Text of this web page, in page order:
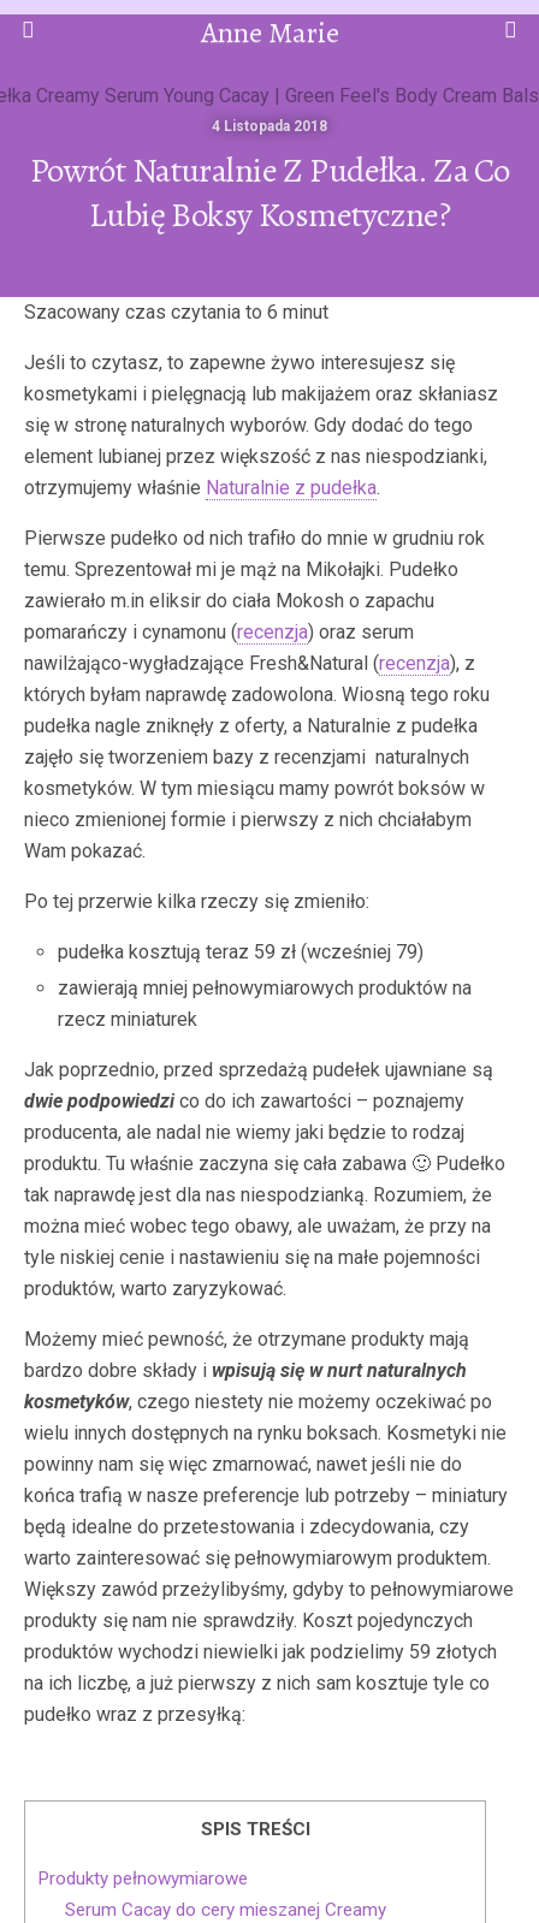
Anne Marie
4 Listopada 2018
Powrót Naturalnie Z Pudełka. Za Co
Lubię Boksy Kosmetyczne?
Jeśli to czytasz, to zapewne żywo interesujesz się
kosmetykami i pielęgnacją lub makijażem oraz skłaniasz
się w stronę naturalnych wyborów. Gdy dodać do tego
element lubianej przez większość z nas niespodzianki,
otrzymujemy właśnie Naturalnie z pudełka.
Pierwsze pudełko od nich trafiło do mnie w grudniu rok
temu. Sprezentował mi je mąż na Mikołajki. Pudełko
zawierało m.in eliksir do ciała Mokosh o zapachu
pomarańczy i cynamonu (recenzja) oraz serum
nawilżająco-wygładzające Fresh&Natural (recenzja), z
których byłam naprawdę zadowolona. Wiosną tego roku
pudełka nagle zniknęły z oferty, a Naturalnie z pudełka
zajęło się tworzeniem bazy z recenzjami naturalnych
kosmetyków. W tym miesiącu mamy powrót boksów w
nieco zmienionej formie i pierwszy z nich chciałabym
Wam pokazać.
Po tej przerwie kilka rzeczy się zmieniło:
pudełka kosztują teraz 59 zł (wcześniej 79)
zawierają mniej pełnowymiarowych produktów na
rzecz miniaturek
Jak poprzednio, przed sprzedażą pudełek ujawniane są
dwie podpowiedzi co do ich zawartości – poznajemy
producenta, ale nadal nie wiemy jaki będzie to rodzaj
produktu. Tu właśnie zaczyna się cała zabawa 🙂 Pudełko
tak naprawdę jest dla nas niespodzianką. Rozumiem, że
można mieć wobec tego obawy, ale uważam, że przy na
tyle niskiej cenie i nastawieniu się na małe pojemności
produktów, warto zaryzykować.
Możemy mieć pewność, że otrzymane produkty mają
bardzo dobre składy i wpisują się w nurt naturalnych
kosmetyków, czego niestety nie możemy oczekiwać po
wielu innych dostępnych na rynku boksach. Kosmetyki nie
powinny nam się więc zmarnować, nawet jeśli nie do
końca trafią w nasze preferencje lub potrzeby – miniatury
będą idealne do przetestowania i zdecydowania, czy
warto zainteresować się pełnowymiarowym produktem.
Większy zawód przeżylibyśmy, gdyby to pełnowymiarowe
produkty się nam nie sprawdziły. Koszt pojedynczych
produktów wychodzi niewielki jak podzielimy 59 złotych
na ich liczbę, a już pierwszy z nich sam kosztuje tyle co
pudełko wraz z przesyłką:
SPIS TREŚCI
Produkty pełnowymiarowe
Serum Cacay do cery mieszanej Creamy